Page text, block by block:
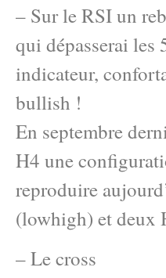
– Sur le RSI un
qui dépasserai les
indicateur,
bullish !
En septembre
H4 une
reproduire
(lowhigh) et deux
– Le cross